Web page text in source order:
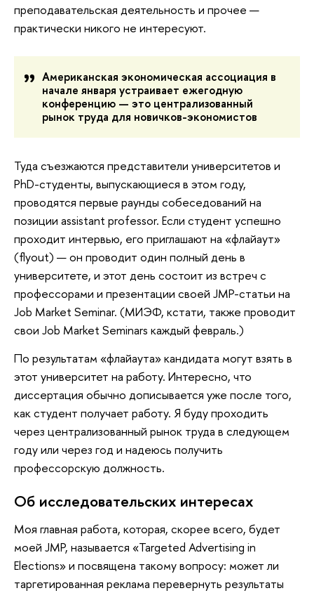
преподавательская деятельность и прочее —
практически никого не интересуют.
Американская экономическая ассоциация в
начале января устраивает ежегодную
конференцию — это централизованный
рынок труда для новичков-экономистов
Туда съезжаются представители университетов и
PhD-студенты, выпускающиеся в этом году,
проводятся первые раунды собеседований на
позиции assistant professor. Если студент успешно
проходит интервью, его приглашают на «флайаут»
(flyout) — он проводит один полный день в
университете, и этот день состоит из встреч с
профессорами и презентации своей JMP-статьи на
Job Market Seminar. (МИЭФ, кстати, также проводит
свои Job Market Seminars каждый февраль.)
По результатам «флайаута» кандидата могут взять в
этот университет на работу. Интересно, что
диссертация обычно дописывается уже после того,
как студент получает работу. Я буду проходить
через централизованный рынок труда в следующем
году или через год и надеюсь получить
профессорскую должность.
Об исследовательских интересах
Моя главная работа, которая, скорее всего, будет
моей JMP, называется «Targeted Advertising in
Elections» и посвящена такому вопросу: может ли
таргетированная реклама перевернуть результаты